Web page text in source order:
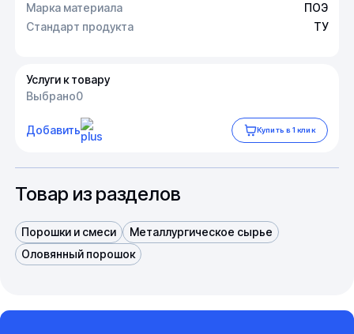
Марка материала
ПОЭ
Стандарт продукта
ТУ
Услуги к товару
Выбрано0
Добавить Купить в 1 клик
Товар из разделов
Порошки и смеси
Металлургическое сырье
Оловянный порошок